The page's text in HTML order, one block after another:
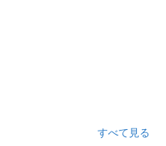
すべて見る